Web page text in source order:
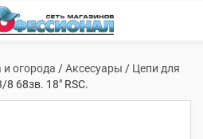
и огорода /Аксесуары / Цепи для
68зв. 18″ RSC.